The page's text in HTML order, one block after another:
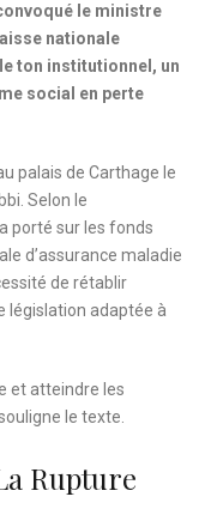
le ministre
nationale
ton institutionnel, un
social en perte
palais de Carthage le
Selon le
porté sur les fonds
d’assurance maladie
de rétablir
législation adaptée à
et atteindre les
le texte.
Rupture